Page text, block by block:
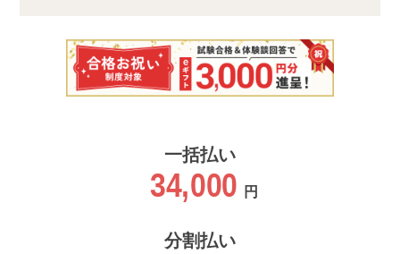
一括払い
34,000 円
分割払い